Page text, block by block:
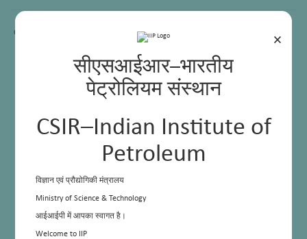
×
सीएसआईआर–भारतीय
पेट्रोलियम संस्थान
CSIR–Indian Institute of
Petroleum
विज्ञान एवं प्रौद्योगिकी मंत्रालय
Ministry of Science & Technology
आईआईपी में आपका स्वागत है।
Welcome to IIP
Content not available.